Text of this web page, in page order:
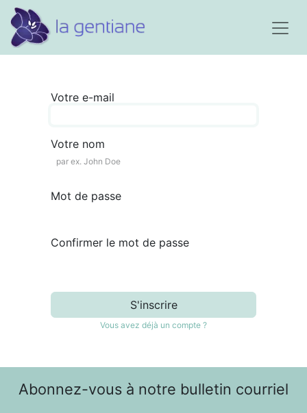
Votre e-mail
Votre nom
Mot de passe
Confirmer le mot de passe
S'inscrire
Vous avez déjà un compte ?
Abonnez-vous à notre bulletin courriel